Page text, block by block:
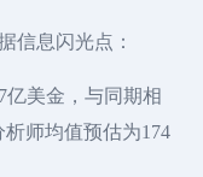
信息闪光点：
美金，与同期相
析师均值预估为174